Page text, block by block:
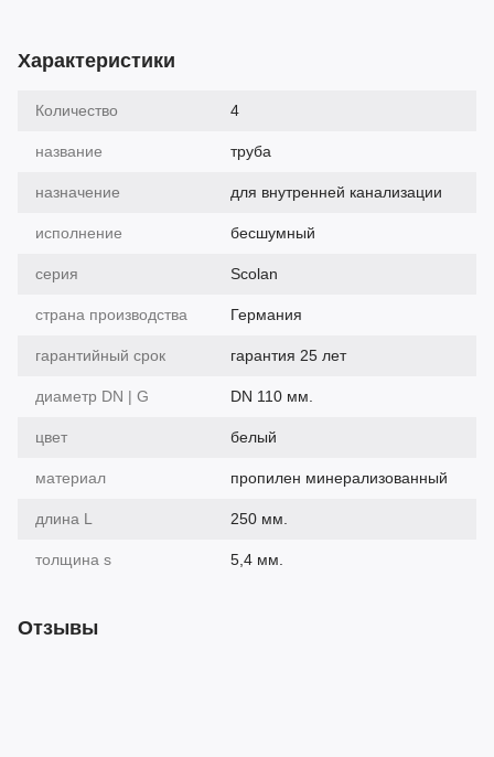
Характеристики
Количество 4
название труба
назначение для внутренней канализации
исполнение бесшумный
серия Scolan
страна производства Германия
гарантийный срок гарантия 25 лет
диаметр DN | G DN 110 мм.
цвет белый
материал пропилен минерализованный
длина L 250 мм.
толщина s 5,4 мм.
Отзывы